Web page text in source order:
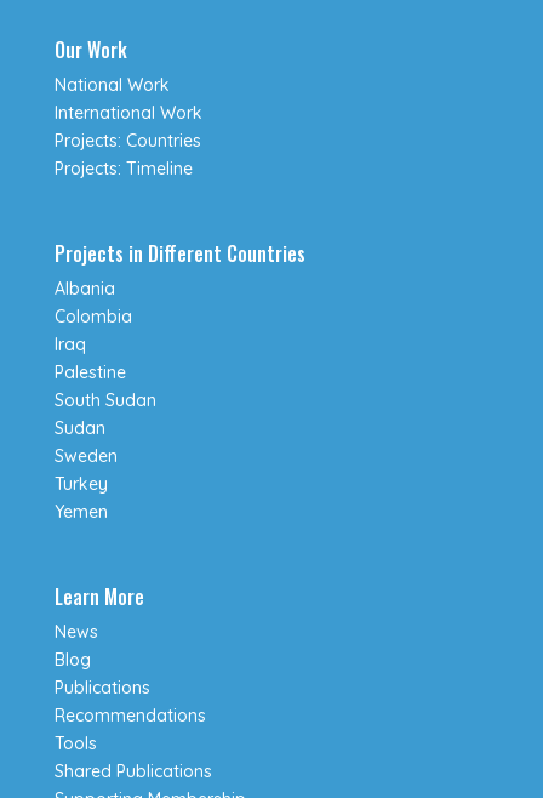
Our Work
National Work
International Work
Projects: Countries
Projects: Timeline
Projects in Different Countries
Albania
Colombia
Iraq
Palestine
South Sudan
Sudan
Sweden
Turkey
Yemen
Learn More
News
Blog
Publications
Recommendations
Tools
Shared Publications